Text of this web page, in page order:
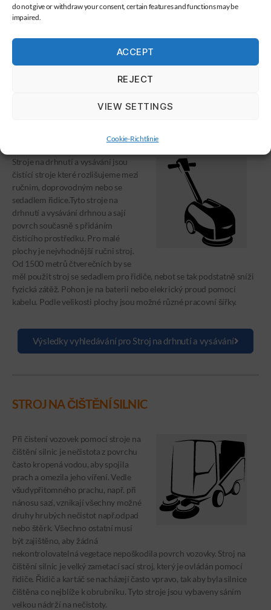
do not give or withdraw your consent, certain features and functions may be
impaired.
ACCEPT
REJECT
VIEW SETTINGS
Cookie-Richtlinie
kancelářských prostorech nebo
halách.
Výsledky vyhledávání pro Automat na mokré drhnutí
Stroje na drhnutí­ a vysávání jsou
čistící stroje které rozlišujeme mezi
ručnim, doprovodným nebo se
sedadlem řidice.Tyto stroje na
drhnutí a vysávání drhnou a sají
povrch současně s přidáním
čistícího prostředku. Pro malé
plochy je nejvhodnější­ ručni stroj.
Od 1500 metrů čtverečních by se
měl použit stroj se sedadlem pro řidiče, nebot se tak podstatně sníži
fyzická zátěž. Pohon je na baterii nebo elekrický proud pomocí
kabelu. Podle velikosti plochy jsou možné různé pracovní šířky.
Výsledky vyhledávání pro Stroj na drhnutí a vysávání
STROJ NA ČIŠTĚNÍ SILNIC
Při čistení vozovek pomocí stroje na
čištění silnic je nečistota z povrchu
často kropená vodou, aby spojila
prach a omezila jeho víření. Vedle
všudypřitomného prachu, např. při
nánosu sazí, vznikají všechny možné
druhy hrubých nečistot např.odpad
nebo štěrk. Všechno ostatní musí
být zajištěno, aby žádná
nekontrolovatelná vegetace nepoškodila povrch vozovky. Stroj na
čištění silnic je velký zametací sací stroj, který je ovládán pomocí
řidiče. Řidič a kartáč se nacházejí často vpravo, tak aby byla silnice
čištěna co nejblíže k obrubníku. Tyto stroje jsou vybaveny sáním
velkou nádrží na nečistoty.